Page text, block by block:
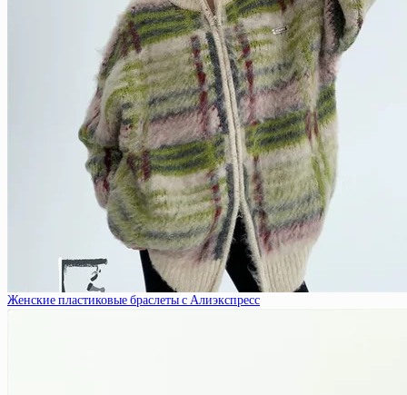
Женские пластиковые браслеты с Алиэкспресс